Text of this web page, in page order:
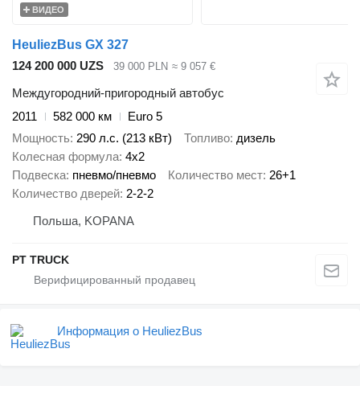
ВИДЕО
HeuliezBus GX 327
124 200 000 UZS
39 000 PLN ≈ 9 057 €
Междугородний-пригородный автобус
2011
582 000 км
Euro 5
Мощность 290 л.с. (213 кВт) Топливо дизель
Колесная формула 4x2
Подвеска пневмо/пневмо Количество мест 26+1
Количество дверей 2-2-2
Польша, KOPANA
PT TRUCK
Информация о HeuliezBus